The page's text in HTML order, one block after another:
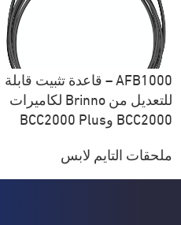
AFB1000 – قاعدة تثبيت قابلة
للتعديل من Brinno لكاميرات
BCC2000 وBCC2000 Plus
ملحقات التايم لابس